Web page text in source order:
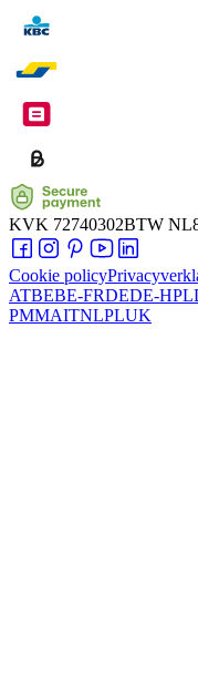
KVK 72740302BTW
Cookie policy
ATBEBE-FRDEDE-HPL
PMMAITNLPLUK